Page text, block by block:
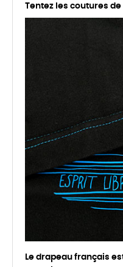
Tentez les coutures
Le drapeau français